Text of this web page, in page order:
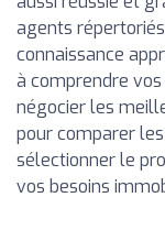
agents
connaissance
à comprendre
négocier les
pour comparer
sélectionner le
vos besoins